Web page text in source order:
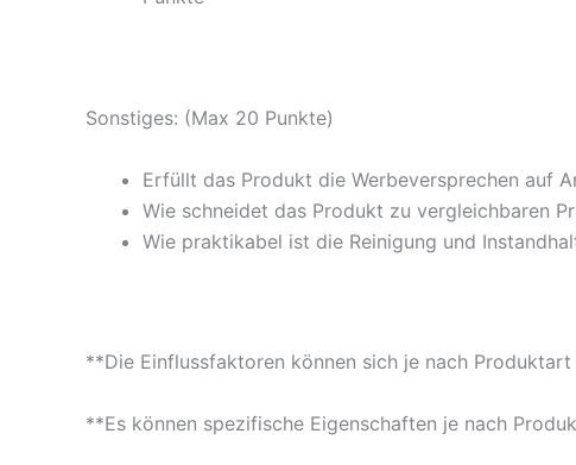
Sonstiges: (Max 20 Punkte)
Erfüllt das Produkt die Werbeversprechen auf
Wie schneidet das Produkt zu vergleichbaren
Wie praktikabel ist die Reinigung und
**Die Einflussfaktoren können sich je nach Produktart
**Es können spezifische Eigenschaften je nach